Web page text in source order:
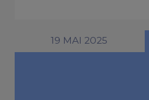
19 MAI 2025